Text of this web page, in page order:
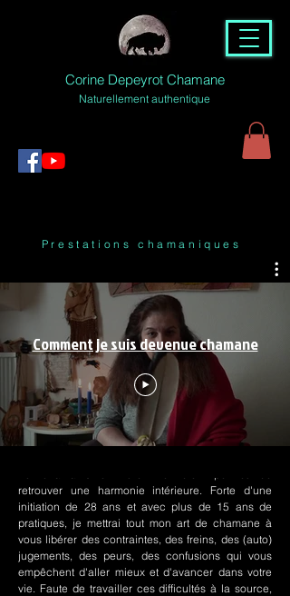
Corine Depeyrot Chamane
Naturellement authentique
Prestations chamaniques
Comment je suis devenue chamane
retrouver une harmonie intérieure. Forte d'une
initiation de 28 ans et avec plus de 15 ans de
pratiques, je mettrai tout mon art de chamane à
vous libérer des contraintes, des freins, des (auto)
jugements, des peurs, des confusions qui vous
empêchent d'aller mieux et d'avancer dans votre
vie. Faute de travailler ces difficultés à la source,